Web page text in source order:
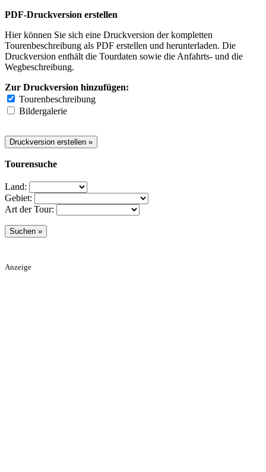
PDF-Druckversion erstellen
Hier können Sie sich eine Druckversion der kompletten
Tourenbeschreibung als PDF erstellen und herunterladen. Die
Druckversion enthält die Tourdaten sowie die Anfahrts- und die
Wegbeschreibung.
Zur Druckversion hinzufügen:
Tourenbeschreibung
Bildergalerie
Tourensuche
Land:
Gebiet:
Art der Tour:
Anzeige